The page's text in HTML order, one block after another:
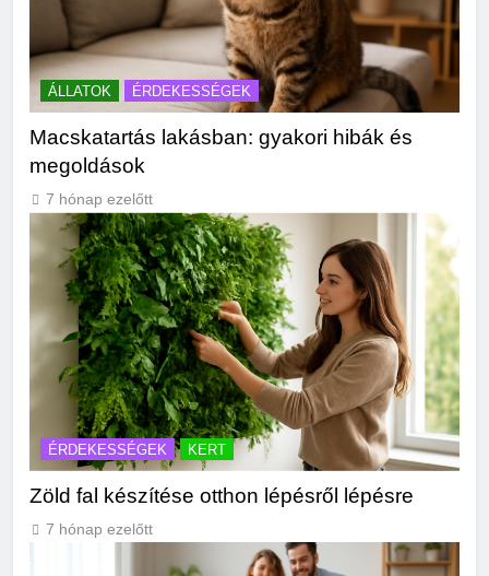
ÁLLATOK ÉRDEKESSÉGEK
Macskatartás lakásban: gyakori hibák és
megoldások
7 hónap ezelőtt
ÉRDEKESSÉGEK KERT
Zöld fal készítése otthon lépésről lépésre
7 hónap ezelőtt